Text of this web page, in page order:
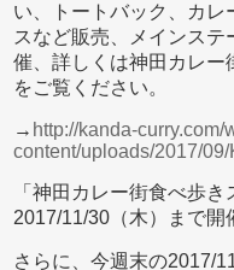
い、トートバック、カレ
スなど販売、メインス
催、詳しくは神田カレー
をご覧ください。
→ http://kanda-curry.com/
content/uploads/2017/
「神田カレー街食べ歩
2017/11/30（木）まで開
さらに、今週末の2017/